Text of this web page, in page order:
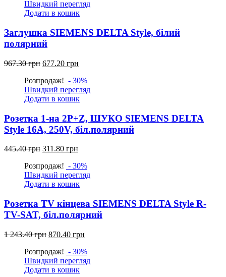
373.20
грн.
грн.
Швидкий перегляд
Додати в кошик
Заглушка SIEMENS DELTA Style, білий
полярний
967.30грн Оригінальна
967.30
грн.
677.20 грн
677.20
грн.
Розпродаж! - 30%
Швидкий перегляд
Додати в кошик
Розетка 1-на 2P+Z, ШУКО SIEMENS DELTA
Style 16А, 250V, біл.полярний
445.40грн Оригінальна
445.40
грн.
311.80 грн
311.80
грн.
Розпродаж! - 30%
Швидкий перегляд
Додати в кошик
Розетка TV кінцева SIEMENS DELTA Style R-
TV-SAT, біл.полярний
1 243.40грн Оригінальна
1
243.40
грн.
870.40 грн
870.40
грн.
Розпродаж! - 30%
Швидкий перегляд
Додати в кошик